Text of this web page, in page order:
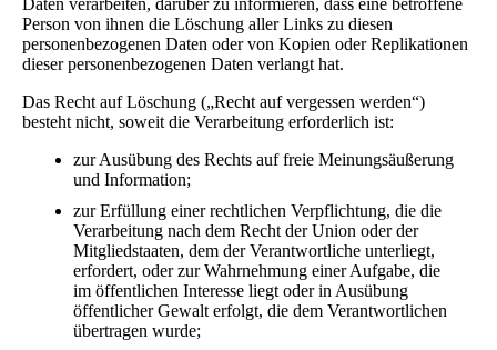
Person von ihnen die Löschung aller Links zu diesen
personenbezogenen Daten oder von Kopien oder Replikationen
dieser personenbezogenen Daten verlangt hat.
Das Recht auf Löschung („Recht auf vergessen werden“)
besteht nicht, soweit die Verarbeitung erforderlich ist:
zur Ausübung des Rechts auf freie Meinungsäußerung
und Information;
zur Erfüllung einer rechtlichen Verpflichtung, die die
Verarbeitung nach dem Recht der Union oder der
Mitgliedstaaten, dem der Verantwortliche unterliegt,
erfordert, oder zur Wahrnehmung einer Aufgabe, die
im öffentlichen Interesse liegt oder in Ausübung
öffentlicher Gewalt erfolgt, die dem Verantwortlichen
übertragen wurde;